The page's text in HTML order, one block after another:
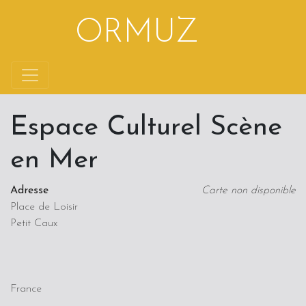
ORMUZ
Espace Culturel Scène
en Mer
Carte non disponible
Adresse
Place de Loisir
Petit Caux
France